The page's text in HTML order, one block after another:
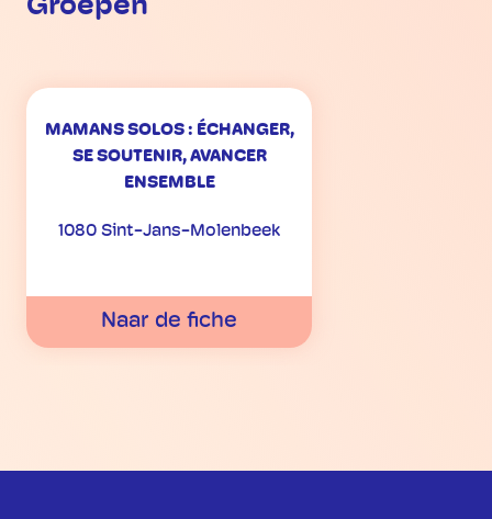
Groepen
MAMANS SOLOS : ÉCHANGER,
SE SOUTENIR, AVANCER
ENSEMBLE
1080 Sint-Jans-Molenbeek
Naar de fiche